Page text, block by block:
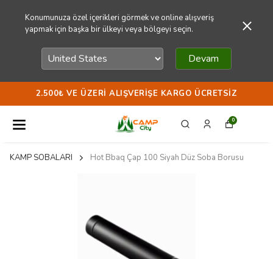
Konumunuza özel içerikleri görmek ve online alışveriş
yapmak için başka bir ülkeyi veya bölgeyi seçin.
Devam
2.500₺ VE ÜZERI ALIŞVERIŞE KARGO ÜCRETSIZ
0
KAMP SOBALARI Hot Bbaq Çap 100 Siyah Düz Soba Borusu